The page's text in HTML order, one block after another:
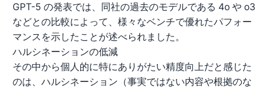
GPT-5 の発表では、同社の過去のモデルである 4o や o3
などとの比較によって、様々なベンチで優れたパフォー
マンスを示したことが述べられました。
ハルシネーションの低減
その中から個人的に特にありがたい精度向上だと感じた
のは、ハルシネーション（事実ではない内容や根拠のな